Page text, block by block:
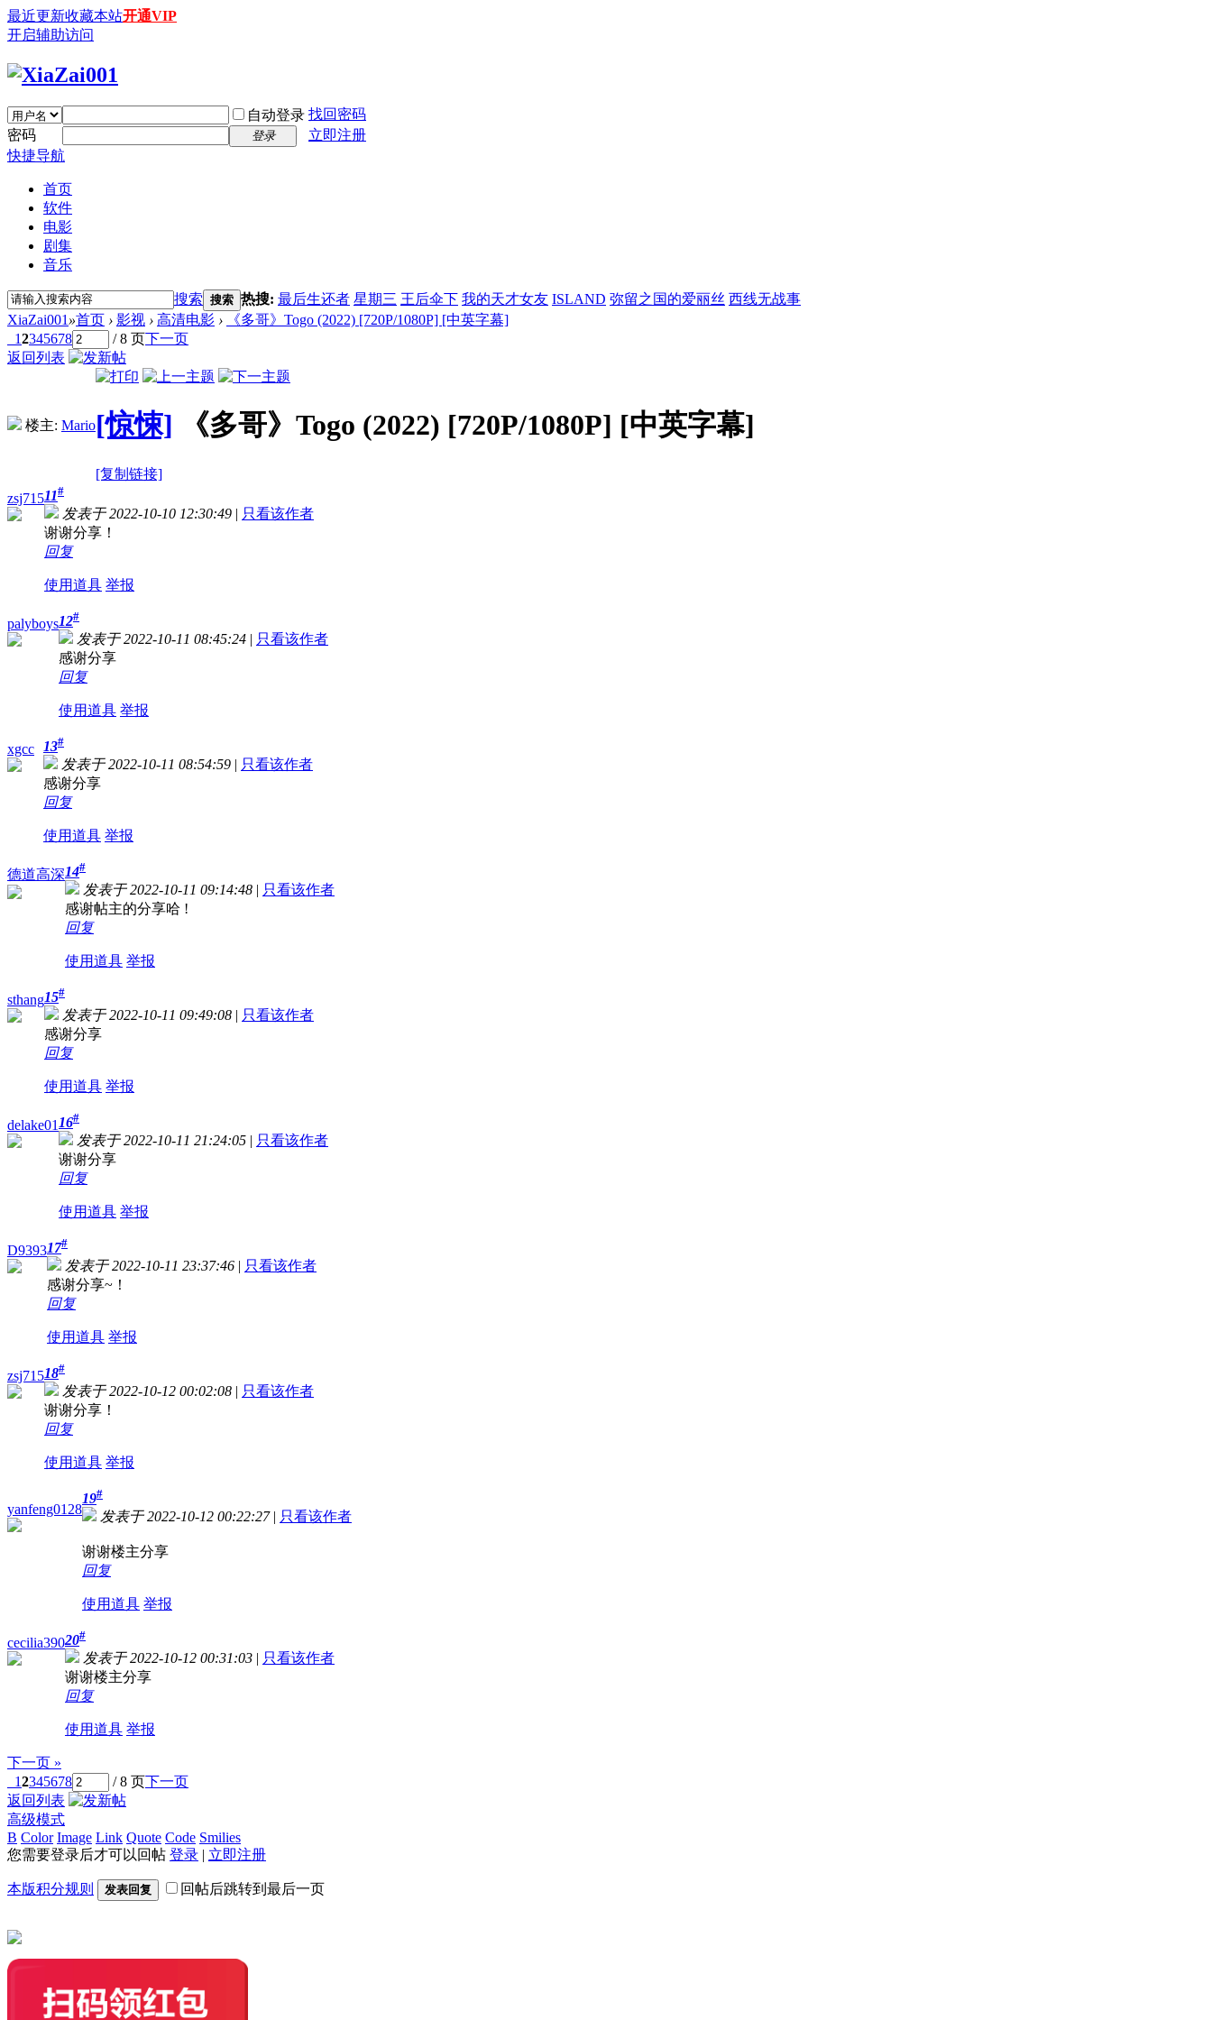
最近更新收藏本站开通VIP
开启辅助访问
自动登录 找回密码
密码
登录
立即注册
快捷导航
首页
软件
电影
剧集
音乐
搜索 搜索 热搜: 最后生还者 星期三 王后伞下 我的天才女友 ISLAND 弥留之国的爱丽丝 西线无战事
XiaZai001 »首页 › 影视 › 高清电影 ›
《多哥》Togo (2022) [720P/1080P] [中英字幕]
12345678 / 8 页下一页
返回列表
楼主: Mario[惊悚] 《多哥》Togo (2022) [720P/1080P] [中英字幕]
[复制链接]
zsj71511#
发表于 2022-10-10 12:30:49 | 只看该作者
谢谢分享！
回复
使用道具 举报
palyboys12#
发表于 2022-10-11 08:45:24 | 只看该作者
感谢分享
回复
使用道具 举报
xgcc 13#
发表于 2022-10-11 08:54:59 | 只看该作者
感谢分享
回复
使用道具 举报
德道高深14#
发表于 2022-10-11 09:14:48 | 只看该作者
感谢帖主的分享哈 !
回复
使用道具 举报
sthang15#
发表于 2022-10-11 09:49:08 | 只看该作者
感谢分享
回复
使用道具 举报
delake01 16#
发表于 2022-10-11 21:24:05 | 只看该作者
谢谢分享
回复
使用道具 举报
D939317#
发表于 2022-10-11 23:37:46 | 只看该作者
感谢分享~！
回复
使用道具 举报
zsj71518#
发表于 2022-10-12 00:02:08 | 只看该作者
谢谢分享！
回复
使用道具 举报
yanfeng0128
19#
发表于 2022-10-12 00:22:27 | 只看该作者
谢谢楼主分享
回复
使用道具 举报
cecilia39020#
发表于 2022-10-12 00:31:03 | 只看该作者
谢谢楼主分享
回复
使用道具 举报
下一页 »
12345678 / 8 页下一页
返回列表
高级模式
B Color Image Link Quote Code Smilies
您需要登录后才可以回帖 登录 | 立即注册
本版积分规则 发表回复 回帖后跳转到最后一页